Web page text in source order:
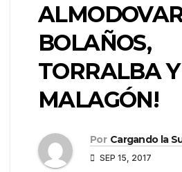
BOLAÑOS,
TORRALBA Y
MALAGÓN!
Por Cargando la
SEP 15, 2017